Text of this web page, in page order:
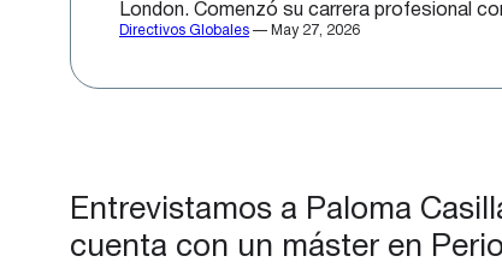
London. Comenzó su carrera profesional
medios de comunicación y posteriormente
Directivos Globales — May 27, 2026
Entrevistamos a Paloma
cuenta con un máster en